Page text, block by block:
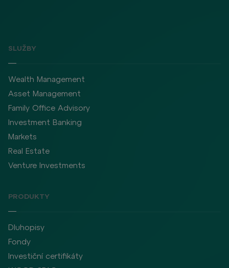
SLUŽBY
Wealth Management
Asset Management
Family Office Advisory
Investment Banking
Markets
Real Estate
Venture Investments
PRODUKTY
Dluhopisy
Fondy
Investiční certifikáty